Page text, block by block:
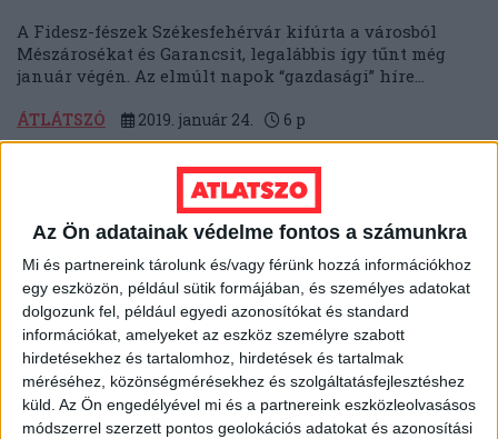
Az Ön adatainak védelme fontos a számunkra
Mi és partnereink tárolunk és/vagy férünk hozzá információkhoz
egy eszközön, például sütik formájában, és személyes adatokat
dolgozunk fel, például egyedi azonosítókat és standard
információkat, amelyeket az eszköz személyre szabott
hirdetésekhez és tartalomhoz, hirdetések és tartalmak
méréséhez, közönségmérésekhez és szolgáltatásfejlesztéshez
küld. Az Ön engedélyével mi és a partnereink eszközleolvasásos
módszerrel szerzett pontos geolokációs adatokat és azonosítási
A Fidesz-fészek Székesfehérvár kifúrta a városból
Mészárosékat és Garancsit, legalábbis így tűnt még
január végén. Az elmúlt napok “gazdasági” híre...
ÁTLÁTSZÓ 2019. január 24. 6 p
A NAV szorongatja
Hódmezővásárhely
önkormányzati cégét
150 milliós tartozás miatt bírósági végrehajtás alatt áll
a Hódmezővásárhelyi Működtető és Szolgáltató Zrt. –
nem fizettek időben az adóhatóságnak....
SEGESVÁRI CSABA 2019. január 21. 2 p